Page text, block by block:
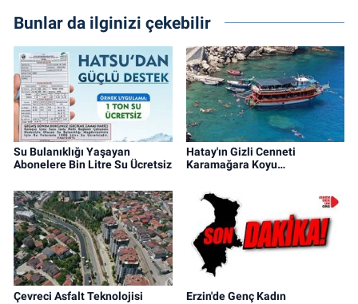
Bunlar da ilginizi çekebilir
Su Bulanıklığı Yaşayan
Abonelere Bin Litre Su Ücretsiz
Hatay'ın Gizli Cenneti
Karamağara Koyu…
Çevreci Asfalt Teknolojisi
Erzin'de Genç Kadın